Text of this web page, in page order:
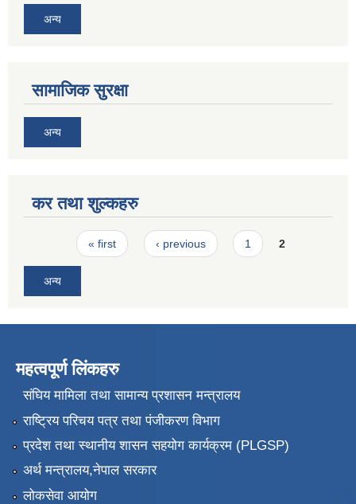
अन्य
सामाजिक सुरक्षा
अन्य
कर तथा शुल्कहरु
Pages« first ‹ previous 1 2
अन्य
महत्वपूर्ण लिंकहरु
संघिय मामिला तथा सामान्य प्रशासन मन्त्रालय
राष्ट्रिय परिचय पत्र तथा पंजीकरण विभाग
प्रदेश तथा स्थानीय शासन सहयोग कार्यक्रम (PLGSP)
अर्थ मन्त्रालय,नेपाल सरकार
लोकसेवा आयोग